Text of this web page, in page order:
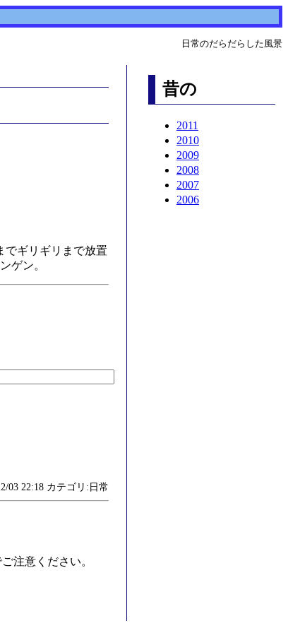
日常のだらだらした風景
昔の
2011
2010
2009
2008
2007
2006
でギリギリまで放置
ゲン。
03 22:18 カテゴリ:日常
注意ください。